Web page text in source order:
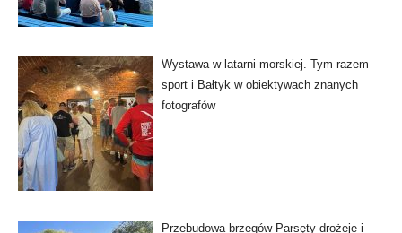
Wystawa w latarni morskiej. Tym razem
sport i Bałtyk w obiektywach znanych
fotografów
Przebudowa brzegów Parsęty drożeje i